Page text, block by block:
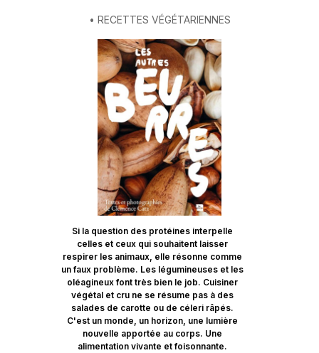
• RECETTES VÉGÉTARIENNES
Si la question des protéines interpelle
celles et ceux qui souhaitent laisser
respirer les animaux, elle résonne comme
un faux problème. Les légumineuses et les
oléagineux font très bien le job. Cuisiner
végétal et cru ne se résume pas à des
salades de carotte ou de céleri râpés.
C'est un monde, un horizon, une lumière
nouvelle apportée au corps. Une
alimentation vivante et foisonnante.